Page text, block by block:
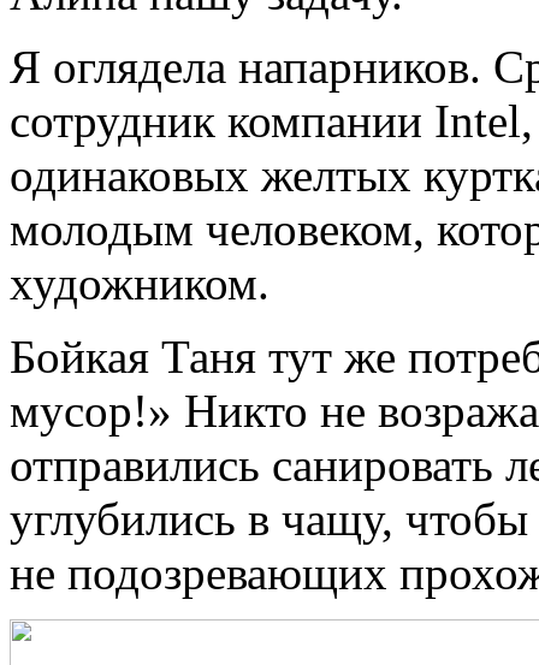
Я оглядела напарников.
cотрудник компании
одинаковых желтых
молодым человеком,
художником.
Бойкая Таня тут же
мусор!» Никто не
отправились санировать
углубились в чащу, чтобы
не подозревающих